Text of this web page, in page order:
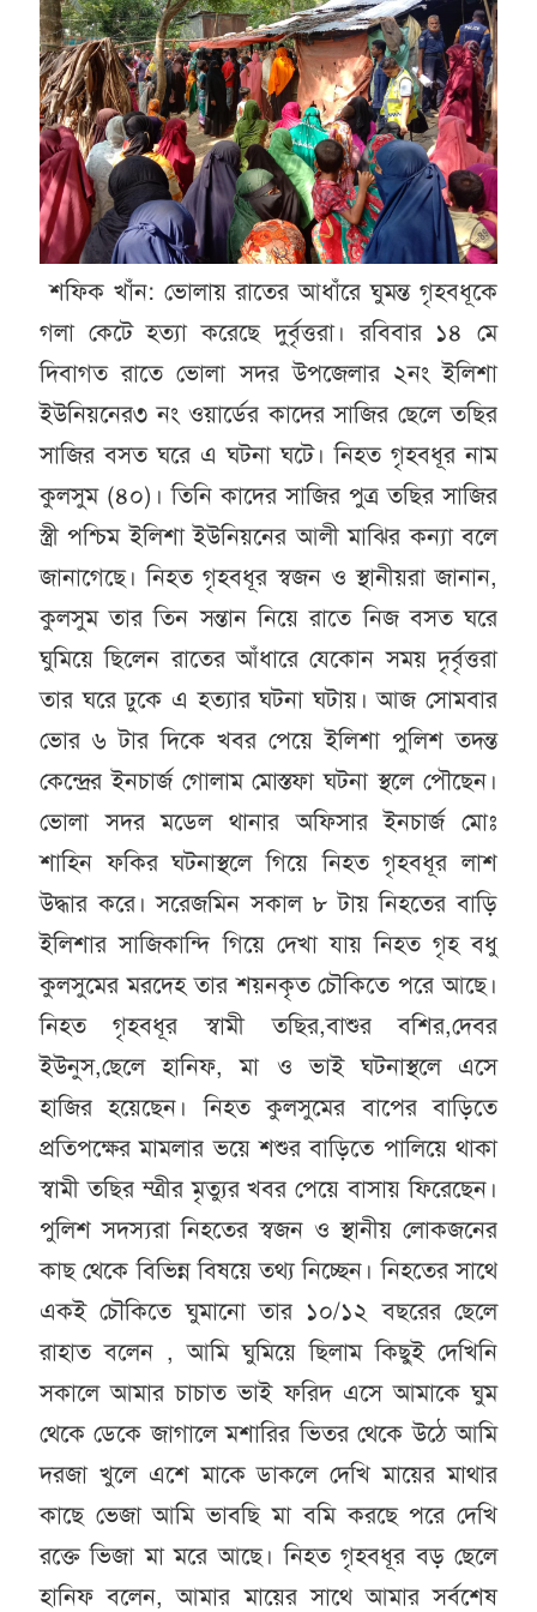
শফিক খাঁন: ভোলায় রাতের আধাঁরে ঘুমন্ত গৃহবধূকে
গলা কেটে হত্যা করেছে দুর্বৃত্তরা। রবিবার ১৪ মে
দিবাগত রাতে ভোলা সদর উপজেলার ২নং ইলিশা
ইউনিয়নের৩ নং ওয়ার্ডের কাদের সাজির ছেলে তছির
সাজির বসত ঘরে এ ঘটনা ঘটে। নিহত গৃহবধূর নাম
কুলসুম (৪০)। তিনি কাদের সাজির পুত্র তছির সাজির
স্ত্রী পশ্চিম ইলিশা ইউনিয়নের আলী মাঝির কন্যা বলে
জানাগেছে। নিহত গৃহবধূর স্বজন ও স্থানীয়রা জানান,
কুলসুম তার তিন সন্তান নিয়ে রাতে নিজ বসত ঘরে
ঘুমিয়ে ছিলেন রাতের আঁধারে যেকোন সময় দৃর্বৃত্তরা
তার ঘরে ঢুকে এ হত্যার ঘটনা ঘটায়। আজ সোমবার
ভোর ৬ টার দিকে খবর পেয়ে ইলিশা পুলিশ তদন্ত
কেন্দ্রের ইনচার্জ গোলাম মোস্তফা ঘটনা স্থলে পৌছেন।
ভোলা সদর মডেল থানার অফিসার ইনচার্জ মোঃ
শাহিন ফকির ঘটনাস্থলে গিয়ে নিহত গৃহবধূর লাশ
উদ্ধার করে। সরেজমিন সকাল ৮ টায় নিহতের বাড়ি
ইলিশার সাজিকান্দি গিয়ে দেখা যায় নিহত গৃহ বধু
কুলসুমের মরদেহ তার শয়নকৃত চৌকিতে পরে আছে।
নিহত গৃহবধূর স্বামী তছির,বাশুর বশির,দেবর
ইউনুস,ছেলে হানিফ, মা ও ভাই ঘটনাস্থলে এসে
হাজির হয়েছেন। নিহত কুলসুমের বাপের বাড়িতে
প্রতিপক্ষের মামলার ভয়ে শশুর বাড়িতে পালিয়ে থাকা
স্বামী তছির ম্ত্রীর মৃত্যুর খবর পেয়ে বাসায় ফিরেছেন।
পুলিশ সদস্যরা নিহতের স্বজন ও স্থানীয় লোকজনের
কাছ থেকে বিভিন্ন বিষয়ে তথ্য নিচ্ছেন। নিহতের সাথে
একই চৌকিতে ঘুমানো তার ১০/১২ বছরের ছেলে
রাহাত বলেন , আমি ঘুমিয়ে ছিলাম কিছুই দেখিনি
সকালে আমার চাচাত ভাই ফরিদ এসে আমাকে ঘুম
থেকে ডেকে জাগালে মশারির ভিতর থেকে উঠে আমি
দরজা খুলে এশে মাকে ডাকলে দেখি মায়ের মাথার
কাছে ভেজা আমি ভাবছি মা বমি করছে পরে দেখি
রক্তে ভিজা মা মরে আছে। নিহত গৃহবধূর বড় ছেলে
হানিফ বলেন, আমার মায়ের সাথে আমার সর্বশেষ